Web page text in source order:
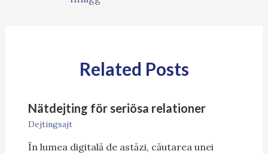
Related Posts
Nätdejting för seriösa relationer
Dejtingsajt
În lumea digitală de astăzi, căutarea unei